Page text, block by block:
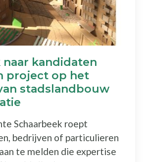
naar kandidaten
project op het
stadslandbouw
Schaarbeek roept
bedrijven of particulieren
te melden die expertise